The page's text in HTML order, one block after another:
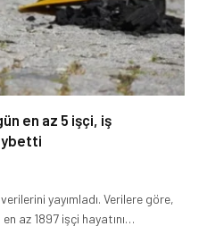
en az 5 işçi, iş
yayımladı. Verilere göre,
az 1897 işçi hayatını…